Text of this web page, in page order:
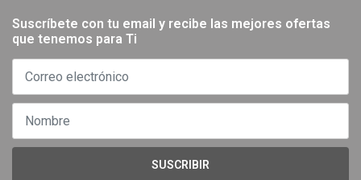
Suscríbete con tu email y recibe las mejores ofertas
que tenemos para Ti
SUSCRIBIR